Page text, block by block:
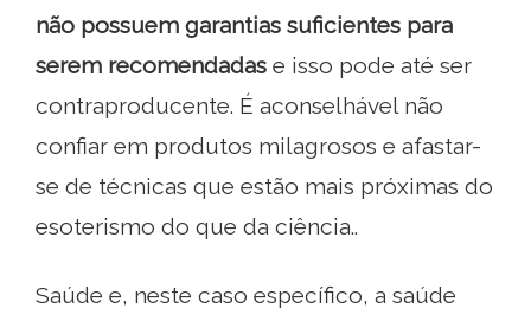
não possuem garantias suficientes para
serem recomendadas e isso pode até ser
contraproducente. É aconselhável não
confiar em produtos milagrosos e afastar-
se de técnicas que estão mais próximas do
esoterismo do que da ciência..
Saúde e, neste caso específico, a saúde